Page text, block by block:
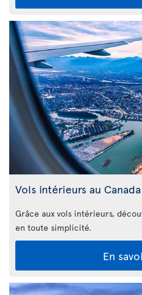
Vols intérieurs au Canada
Grâce aux vols intérieurs,
en toute simplicité.
En